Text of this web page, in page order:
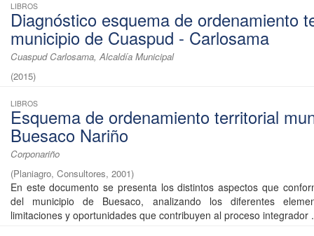
LIBROS
Diagnóstico esquema de ordenamiento
municipio de Cuaspud - Carlosama
Cuaspud Carlosama, Alcaldía Municipal
(2015)
LIBROS
Esquema de ordenamiento territorial
Buesaco Nariño
Corponariño
(Planiagro, Consultores, 2001)
En este documento se presenta los distintos aspectos que
del municipio de Buesaco, analizando los diferentes
limitaciones y oportunidades que contribuyen al proceso integrador